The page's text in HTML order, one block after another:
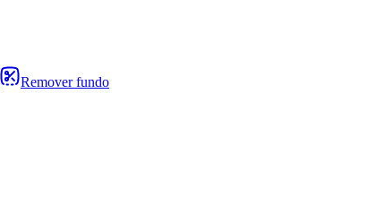
Remover fundo